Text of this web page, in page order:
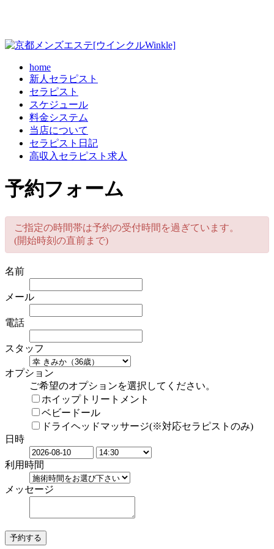
home
新人セラピスト
セラピスト
スケジュール
料金システム
当店について
セラピスト日記
高収入セラピスト求人
予約フォーム
ご指定の時間帯は予約の受付時間を過ぎています。
(開始時刻の直前まで)
名前
メール
電話
スタッフ
オプション
ご希望のオプションを選択してください。
ホイップトリートメント
ベビードール
ドライヘッドマッサージ(※対応セラピストのみ)
日時
利用時間
メッセージ